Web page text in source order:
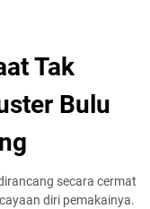
Tak
Bulu
secara cermat
diri pemakainya.